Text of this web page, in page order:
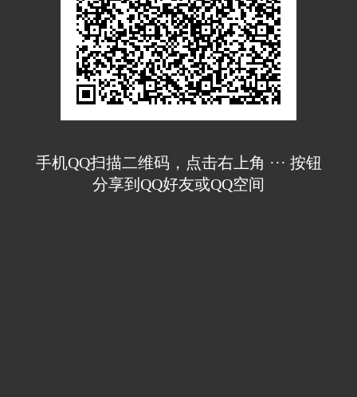
手机QQ扫描二维码，点击右上角 ··· 按钮
分享到QQ好友或QQ空间